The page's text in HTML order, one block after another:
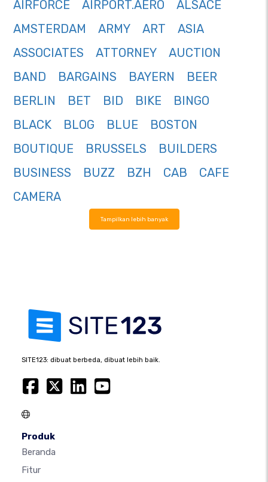
AIRFORCE
AIRPORT.AERO
ALSACE
AMSTERDAM
ARMY ART
ASIA
ASSOCIATES
ATTORNEY
AUCTION
BAND
BARGAINS BAYERN
BEER
BERLIN
BET BID BIKE
BINGO
BLACK
BLOG BLUE
BOSTON
BOUTIQUE
BRUSSELS
BUILDERS
BUSINESS
BUZZ BZH CAB
CAFE
CAMERA
Tampilkan lebih banyak
SITE123: dibuat berbeda, dibuat lebih baik.
Produk
Beranda
Fitur